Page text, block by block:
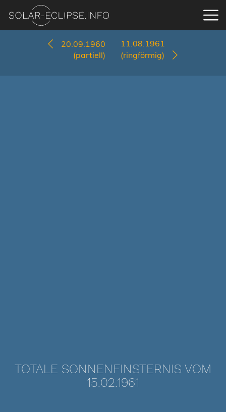
20.09.1960
(partiell)
11.08.1961
(ringförmig)
TOTALE SONNENFINSTERNIS VOM
15.02.1961